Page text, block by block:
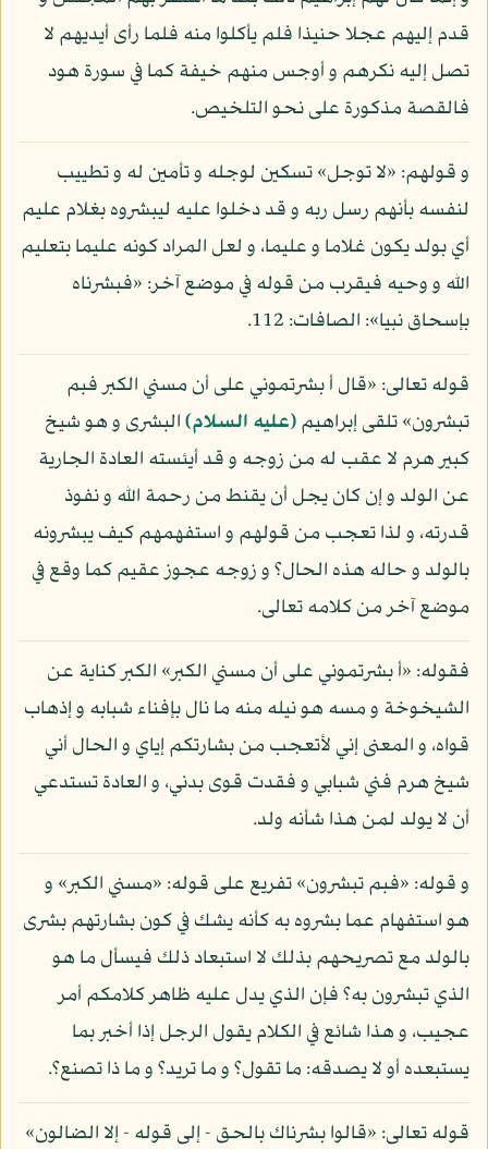
قدم إليهم عجلا حنيذا فلم يأكلوا منه فلما رأى أيديهم لا
تصل إليه نكرهم و أوجس منهم خيفة كما في سورة هود
فالقصة مذكورة على نحو التلخيص.
و قولهم: «لا توجل» تسكين لوجله و تأمين له و تطييب
لنفسه بأنهم رسل ربه و قد دخلوا عليه ليبشروه بغلام عليم
أي بولد يكون غلاما و عليما، و لعل المراد كونه عليما بتعليم
الله و وحيه فيقرب من قوله في موضع آخر: «فبشرناه
بإسحاق نبيا»: الصافات: 112.
قوله تعالى: «قال أ بشرتموني على أن مسني الكبر فبم
تبشرون» تلقى إبراهيم(عليه السلام)البشرى و هو شيخ
كبير هرم لا عقب له من زوجه و قد أيئسته العادة الجارية
عن الولد و إن كان يجل أن يقنط من رحمة الله و نفوذ
قدرته، و لذا تعجب من قولهم و استفهمهم كيف يبشرونه
بالولد و حاله هذه الحال؟ و زوجه عجوز عقيم كما وقع في
موضع آخر من كلامه تعالى.
فقوله: «أ بشرتموني على أن مسني الكبر» الكبر كناية عن
الشيخوخة و مسه هو نيله منه ما نال بإفناء شبابه و إذهاب
قواه، و المعنى إني لأتعجب من بشارتكم إياي و الحال أني
شيخ هرم فني شبابي و فقدت قوى بدني، و العادة تستدعي
أن لا يولد لمن هذا شأنه ولد.
و قوله: «فبم تبشرون» تفريع على قوله: «مسني الكبر» و
هو استفهام عما بشروه به كأنه يشك في كون بشارتهم بشرى
بالولد مع تصريحهم بذلك لا استبعاد ذلك فيسأل ما هو
الذي تبشرون به؟ فإن الذي يدل عليه ظاهر كلامكم أمر
عجيب، و هذا شائع في الكلام يقول الرجل إذا أخبر بما
يستبعده أو لا يصدقه: ما تقول؟ و ما تريد؟ و ما ذا تصنع؟.
قوله تعالى: «قالوا بشرناك بالحق - إلى قوله - إلا الضالون»